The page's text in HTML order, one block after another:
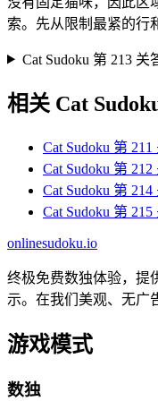
索。先从限制最紧的行
Cat Sudoku 第 213 关
相关 Cat
Cat Sudoku 第 211
Cat Sudoku 第 212
Cat Sudoku 第 214
Cat Sudoku 第 215
onlinesudoku.io
终极免费数独体验，提
示。在我们美观、无广
游戏模式
数独